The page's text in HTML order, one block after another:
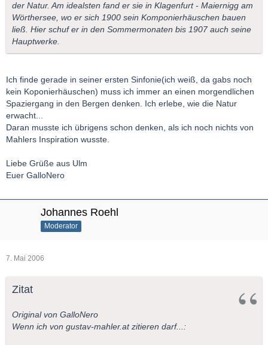
der Natur. Am idealsten fand er sie in Klagenfurt - Maiernigg am
Wörthersee, wo er sich 1900 sein Komponierhäuschen bauen
ließ. Hier schuf er in den Sommermonaten bis 1907 auch seine
Hauptwerke.
Ich finde gerade in seiner ersten Sinfonie(ich weiß, da gabs noch
kein Koponierhäuschen) muss ich immer an einen morgendlichen
Spaziergang in den Bergen denken. Ich erlebe, wie die Natur
erwacht...
Daran musste ich übrigens schon denken, als ich noch nichts von
Mahlers Inspiration wusste.
Liebe Grüße aus Ulm
Euer GalloNero
Johannes Roehl
Moderator
7. Mai 2006
Zitat
Original von GalloNero
Wenn ich von gustav-mahler.at zitieren darf...: